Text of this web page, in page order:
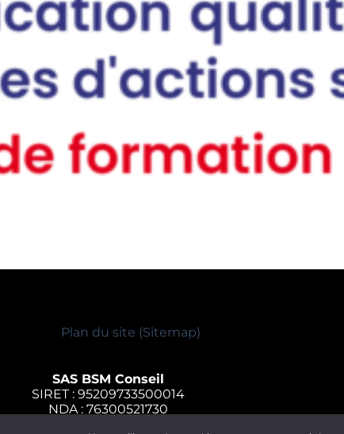
Plan du site (Sitemap)
SAS BSM Conseil
SIRET : 95209733500014
NDA : 76300521730